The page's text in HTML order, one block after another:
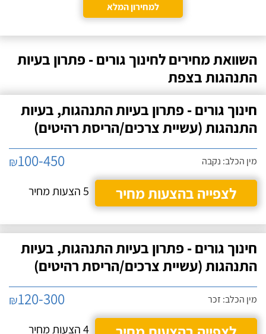
למחירון המלא
השוואת מחירים לחינוך גורים - פתרון בעיות
התנהגות בצפת
חינוך גורים - פתרון בעיות התנהגות, בעיות
התנהגות (עשיית צרכים/הריסת רהיטים)
מין הכלב: נקבה ₪100-450
לצפייה בהצעות מחיר
5 הצעות מחיר
חינוך גורים - פתרון בעיות התנהגות, בעיות
התנהגות (עשיית צרכים/הריסת רהיטים)
מין הכלב: זכר ₪120-300
4 הצעות מחיר